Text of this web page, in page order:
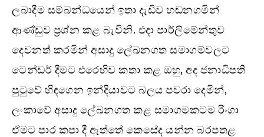
ලබාදීම සම්බන්ධයෙන් ඉතා දැඩිව හඬනගමින්
ආණ්ඩුව ප්‍රශ්න කළ බැවිනි. එදා පාර්ලිමේන්තුව
දෙවනත් කරමින් අසාදු ලේඛනගත සමාගම්වලට
ටෙන්ඩර් දීමට එරෙහිව කතා කළ ඔහු, අද ජනාධිපති
පුටුවේ හිඳගෙන ඉන්දියාවට බලය පවරා දෙමින්,
ලංකාවේ අසාදු ලේඛනගත කළ සමාගමකටම රිංගා
ඒමට පාර කපා දී ඇත්තේ කෙසේද යන්න බරපතළ